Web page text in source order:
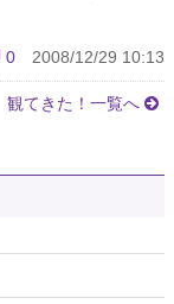
0 2008/12/29 10:13
観てきた！一覧へ